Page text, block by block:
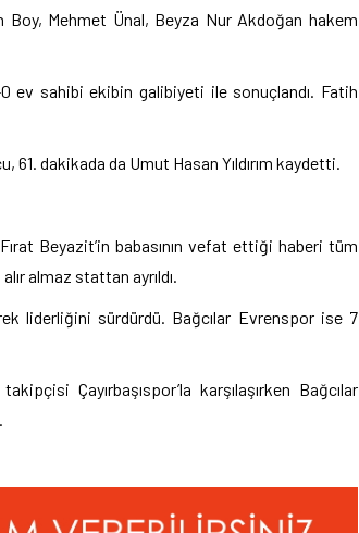
Boy, Mehmet Ünal, Beyza Nur Akdoğan hakem
ev sahibi ekibin galibiyeti ile sonuçlandı. Fatih
61. dakikada da Umut Hasan Yıldırım kaydetti.
Beyazit’in babasının vefat ettiği haberi tüm
almaz stattan ayrıldı.
liderliğini sürdürdü. Bağcılar Evrenspor ise 7
Çayırbaşıspor’la karşılaşırken Bağcılar